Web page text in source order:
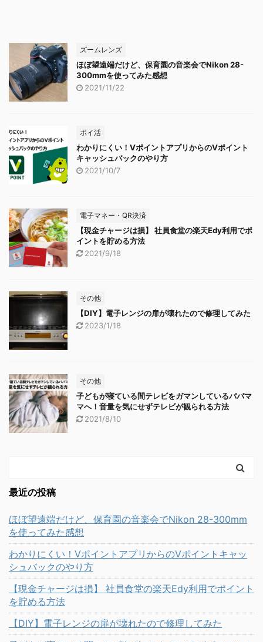
ズームレンズ
ほぼ望遠端だけど、保育園の音楽会でNikon 28-
300mmを使ってみた感想
2021/11/22
ポイ活
わかりにくい！VポイントアプリからのVポイント
キャッシュバックのやり方
2021/10/7
電子マネー・QR決済
【現金チャージは損】 社員食堂の楽天Edy利用でポ
イントを貯める方法
2021/9/18
その他
【DIY】電子レンジの扉が壊れたので修理してみた
2023/1/18
その他
子どもが寝ている間テレビをガマンしているパパマ
マへ！音量を気にせずテレビが観られる方法
2021/8/10
最近の投稿
ほぼ望遠端だけど、保育園の音楽会でNikon 28-300mm
を使ってみた感想
わかりにくい！VポイントアプリからのVポイントキャッ
シュバックのやり方
【現金チャージは損】 社員食堂の楽天Edy利用でポイント
を貯める方法
【DIY】電子レンジの扉が壊れたので修理してみた